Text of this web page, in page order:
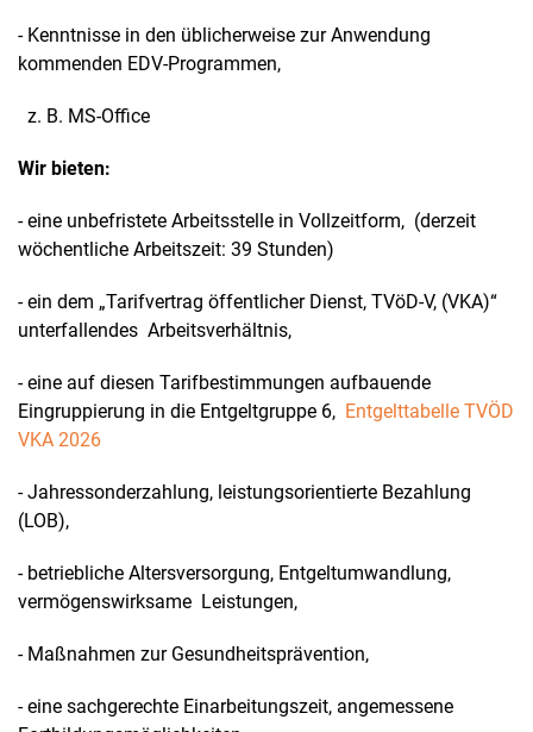
- Kenntnisse in den üblicherweise zur Anwendung
kommenden EDV-Programmen,
z. B. MS-Office
Wir bieten:
- eine unbefristete Arbeitsstelle in Vollzeitform, (derzeit
wöchentliche Arbeitszeit: 39 Stunden)
- ein dem „Tarifvertrag öffentlicher Dienst, TVöD-V, (VKA)“
unterfallendes Arbeitsverhältnis,
- eine auf diesen Tarifbestimmungen aufbauende
Eingruppierung in die Entgeltgruppe 6, Entgelttabelle TVÖD
VKA 2026
- Jahressonderzahlung, leistungsorientierte Bezahlung
(LOB),
- betriebliche Altersversorgung, Entgeltumwandlung,
vermögenswirksame Leistungen,
- Maßnahmen zur Gesundheitsprävention,
- eine sachgerechte Einarbeitungszeit, angemessene